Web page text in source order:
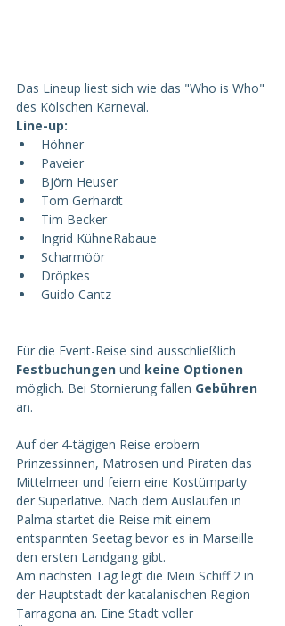
Das Lineup liest sich wie das "Who is Who"
des Kölschen Karneval.
Line-up:
Höhner
Paveier
Björn Heuser
Tom Gerhardt
Tim Becker
Ingrid KühneRabaue
Scharmöör
Dröpkes
Guido Cantz
Für die Event-Reise sind ausschließlich
Festbuchungen und keine Optionen
möglich. Bei Stornierung fallen Gebühren
an.
Auf der 4-tägigen Reise erobern
Prinzessinnen, Matrosen und Piraten das
Mittelmeer und feiern eine Kostümparty
der Superlative. Nach dem Auslaufen in
Palma startet die Reise mit einem
entspannten Seetag bevor es in Marseille
den ersten Landgang gibt.
Am nächsten Tag legt die Mein Schiff 2 in
der Hauptstadt der katalanischen Region
Tarragona an. Eine Stadt voller